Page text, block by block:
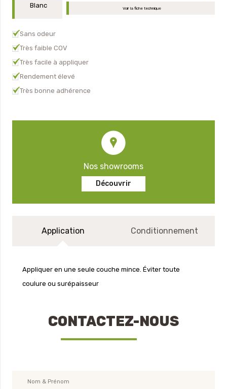
Blanc Voir la fiche technique
Sans odeur
Très faible COV
Très facile à appliquer
Rendement élevé
Très bonne adhérence
Nos showrooms
Découvrir
Application Conditionnement
Appliquer en une seule couche mince. Éviter toute
coulure ou surépaisseur
CONTACTEZ-NOUS